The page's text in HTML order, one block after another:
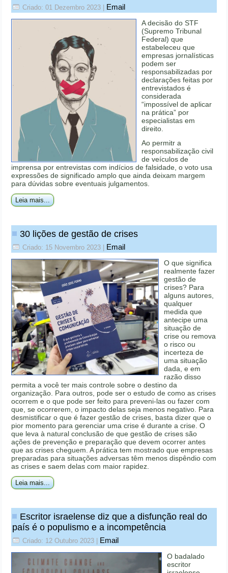
Criado: 01 Dezembro 2023 Email
A decisão do STF
(Supremo Tribunal
Federal) que
estabeleceu que
empresas jornalísticas
podem ser
responsabilizadas por
declarações feitas por
entrevistados é
considerada
“impossível de aplicar
na prática” por
especialistas em
direito.
Ao permitr a
responsabilização civil
de veículos de
imprensa por entrevistas com indícios de falsidade, o voto usa
expressões de significado amplo que ainda deixam margem
para dúvidas sobre eventuais julgamentos.
Leia mais...
30 lições de gestão de crises
Criado: 15 Novembro 2023 Email
O que significa
realmente fazer
gestão de
crises? Para
alguns autores,
qualquer
medida que
antecipe uma
situação de
crise ou remova
o risco ou
incerteza de
uma situação
dada, e em
razão disso
permita a você ter mais controle sobre o destino da
organização. Para outros, pode ser o estudo de como as crises
ocorrem e o que pode ser feito para preveni-las ou fazer com
que, se ocorrerem, o impacto delas seja menos negativo. Para
desmistificar o que é fazer gestão de crises, basta dizer que o
pior momento para gerenciar uma crise é durante a crise. O
que leva à natural conclusão de que gestão de crises são
ações de prevenção e preparação que devem ocorrer antes
que as crises cheguem. A prática tem mostrado que empresas
preparadas para situações adversas têm menos dispêndio com
as crises e saem delas com maior rapidez.
Leia mais...
Escritor israelense diz que a disfunção real do
país é o populismo e a incompetência
Criado: 12 Outubro 2023 Email
O badalado
escritor